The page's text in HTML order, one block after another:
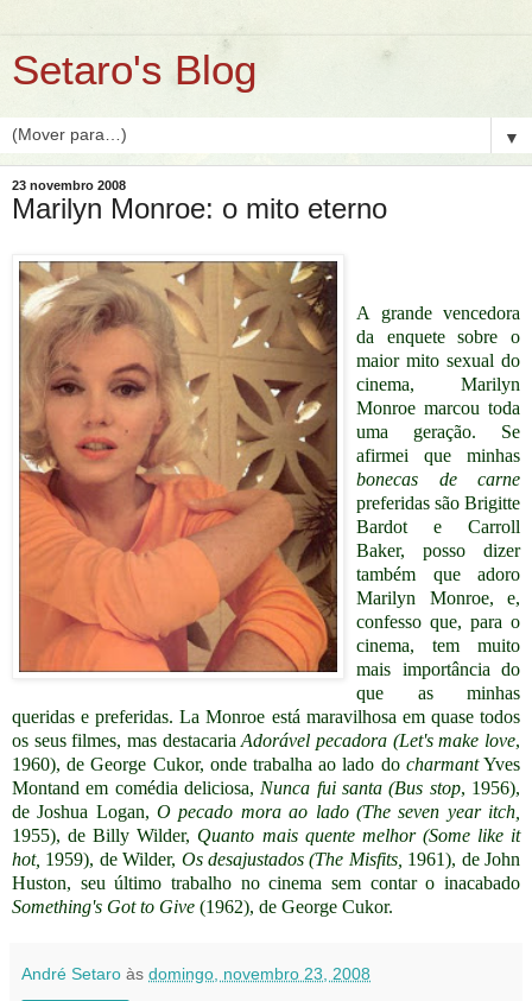
Setaro's Blog
▼
23 novembro 2008
Marilyn Monroe: o mito eterno
A grande vencedora
da enquete sobre o
maior mito sexual do
cinema, Marilyn
Monroe marcou toda
uma geração. Se
afirmei que minhas
bonecas de carne
preferidas são Brigitte
Bardot e Carroll
Baker, posso dizer
também que adoro
Marilyn Monroe, e,
confesso que, para o
cinema, tem muito
mais importância do
que as minhas
queridas e preferidas. La Monroe está maravilhosa em quase todos
os seus filmes, mas destacariaAdorável pecadora (Let's make love,
1960), de George Cukor, onde trabalha ao lado do charmantYves
Montand em comédia deliciosa, Nunca fui santa (Bus stop, 1956),
de Joshua Logan,O pecado mora ao lado (The seven year itch,
1955), de Billy Wilder, Quanto mais quente melhor (Some like it
hot, 1959), de Wilder, Os desajustados (The Misfits, 1961), de John
Huston, seu último trabalho no cinema sem contar o inacabado
Something's Got to Give (1962), de George Cukor.
André Setaro às domingo, novembro 23, 2008